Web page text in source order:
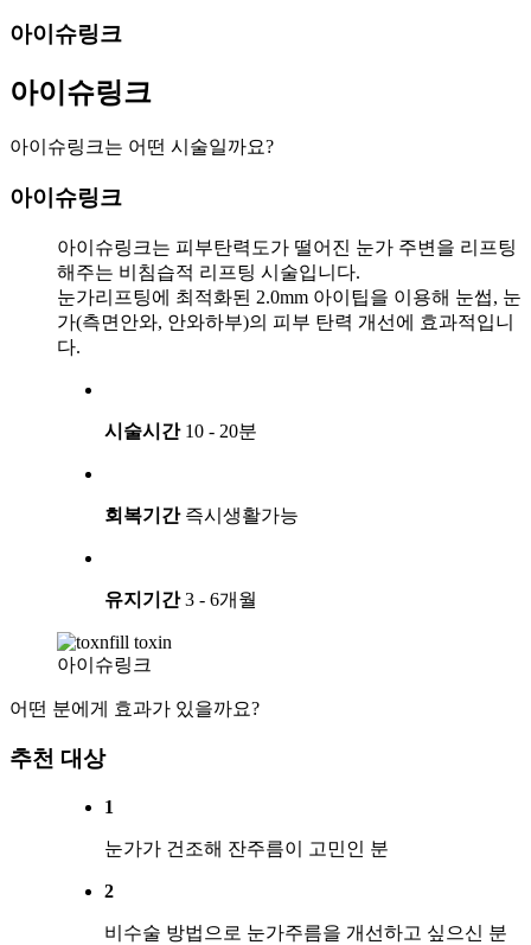
아이슈링크
아이슈링크
아이슈링크는 어떤 시술일까요?
아이슈링크
아이슈링크는 피부탄력도가 떨어진 눈가 주변을 리프팅
해주는 비침습적 리프팅 시술입니다.
눈가리프팅에 최적화된 2.0mm 아이팁을 이용해 눈썹, 눈
가(측면안와, 안와하부)의 피부 탄력 개선에 효과적입니
다.
시술시간 10 - 20분
회복기간 즉시생활가능
유지기간 3 - 6개월
아이슈링크
어떤 분에게 효과가 있을까요?
추천 대상
1
눈가가 건조해 잔주름이 고민인 분
2
비수술 방법으로 눈가주름을 개선하고 싶으신 분